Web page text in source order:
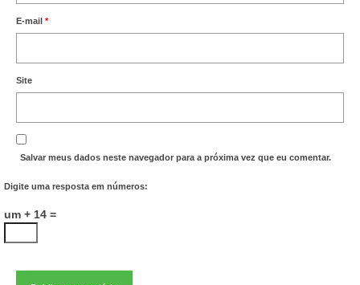
E-mail *
Site
Salvar meus dados neste navegador para a próxima vez que eu comentar.
Digite uma resposta em números:
um + 14 =